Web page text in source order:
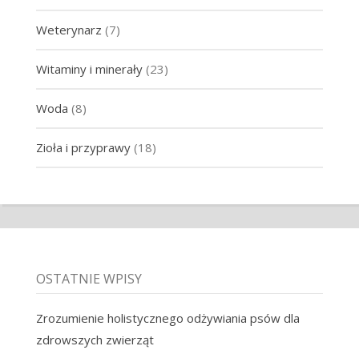
Weterynarz (7)
Witaminy i minerały(23)
Woda (8)
Zioła i przyprawy(18)
OSTATNIE WPISY
Zrozumienie holistycznego odżywiania psów dla
zdrowszych zwierząt